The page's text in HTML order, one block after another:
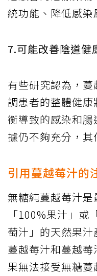
統功能、降低感染
7.可能改善陰道健
有些研究認為，
調患者的整體健
衡導致的感染和
據仍不夠充分，其
引用蔓越莓汁的
無糖純蔓越莓汁
「100%果汁」
萄汁」的天然果
蔓越莓汁和蔓越
果無法接受無糖